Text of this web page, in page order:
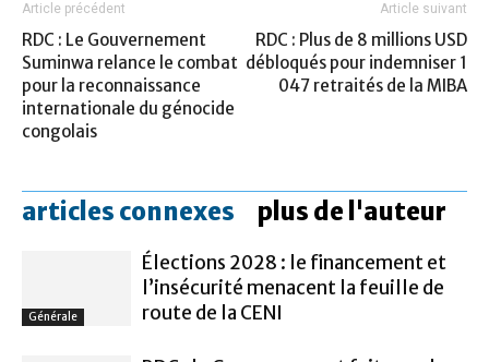
Article précédent
RDC : Le Gouvernement
Suminwa relance le combat
pour la reconnaissance
internationale du génocide
congolais
Article suivant
RDC : Plus de 8 millions USD
débloqués pour indemniser 1
047 retraités de la MIBA
articles connexes plus de l'auteur
Générale
Élections 2028 : le financement et
l’insécurité menacent la feuille de
route de la CENI